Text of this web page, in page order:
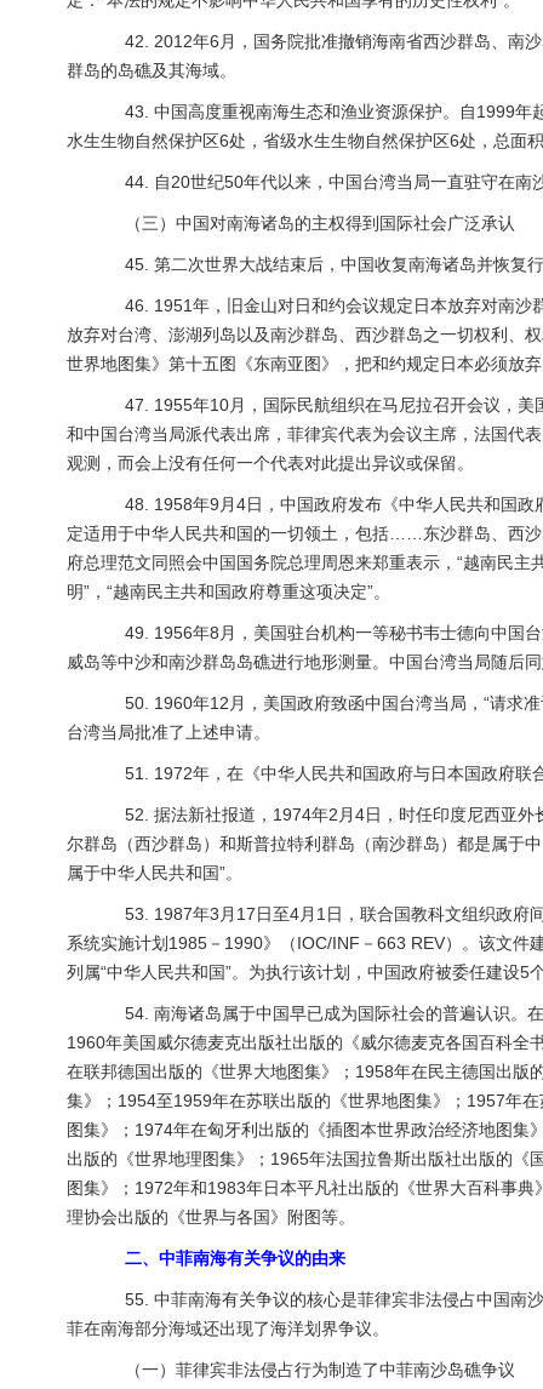
42. 2012年6月，国务院批准撤销海南省西沙群岛、南沙
群岛的岛礁及其海域。
43. 中国高度重视南海生态和渔业资源保护。自1999年
水生生物自然保护区6处，省级水生生物自然保护区6处，总面
44. 自20世纪50年代以来，中国台湾当局一直驻守在南
（三）中国对南海诸岛的主权得到国际社会广泛承认
45. 第二次世界大战结束后，中国收复南海诸岛并恢复
46. 1951年，旧金山对日和约会议规定日本放弃对南沙
放弃对台湾、澎湖列岛以及南沙群岛、西沙群岛之一切权利、
世界地图集》第十五图《东南亚图》，把和约规定日本必须放
47. 1955年10月，国际民航组织在马尼拉召开会议，美
和中国台湾当局派代表出席，菲律宾代表为会议主席，法国代
观测，而会上没有任何一个代表对此提出异议或保留。
48. 1958年9月4日，中国政府发布《中华人民共和国政
定适用于中华人民共和国的一切领土，包括……东沙群岛、西
府总理范文同照会中国国务院总理周恩来郑重表示，“越南民
明”，“越南民主共和国政府尊重这项决定”。
49. 1956年8月，美国驻台机构一等秘书韦士德向中国台
威岛等中沙和南沙群岛岛礁进行地形测量。中国台湾当局随后
50. 1960年12月，美国政府致函中国台湾当局，“请求准
台湾当局批准了上述申请。
51. 1972年，在《中华人民共和国政府与日本国政府联
52. 据法新社报道，1974年2月4日，时任印度尼西亚外
尔群岛（西沙群岛）和斯普拉特利群岛（南沙群岛）都是属于
属于中华人民共和国”。
53. 1987年3月17日至4月1日，联合国教科文组织政府
系统实施计划1985－1990》（IOC/INF－663 REV）。该文件
列属“中华人民共和国”。为执行该计划，中国政府被委任建设
54. 南海诸岛属于中国早已成为国际社会的普遍认识。
1960年美国威尔德麦克出版社出版的《威尔德麦克各国百科
在联邦德国出版的《世界大地图集》；1958年在民主德国出
集》；1954至1959年在苏联出版的《世界地图集》；1957年
图集》；1974年在匈牙利出版的《插图本世界政治经济地图
出版的《世界地理图集》；1965年法国拉鲁斯出版社出版的
图集》；1972年和1983年日本平凡社出版的《世界大百科事
理协会出版的《世界与各国》附图等。
二、中菲南海有关争议的由来
55. 中菲南海有关争议的核心是菲律宾非法侵占中国南
菲在南海部分海域还出现了海洋划界争议。
（一）菲律宾非法侵占行为制造了中菲南沙岛礁争议